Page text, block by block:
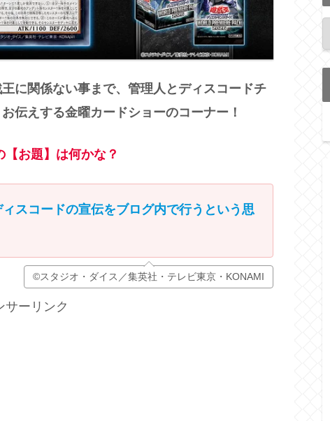
に関係ない事まで、管理人とディスコードチ
伝えする金曜カードショーのコーナー！
【お題】は何かな？
スコードの宣伝をブログ内で行うという思
©スタジオ・ダイス／集英社・テレビ東京・KONAMI
サーリンク